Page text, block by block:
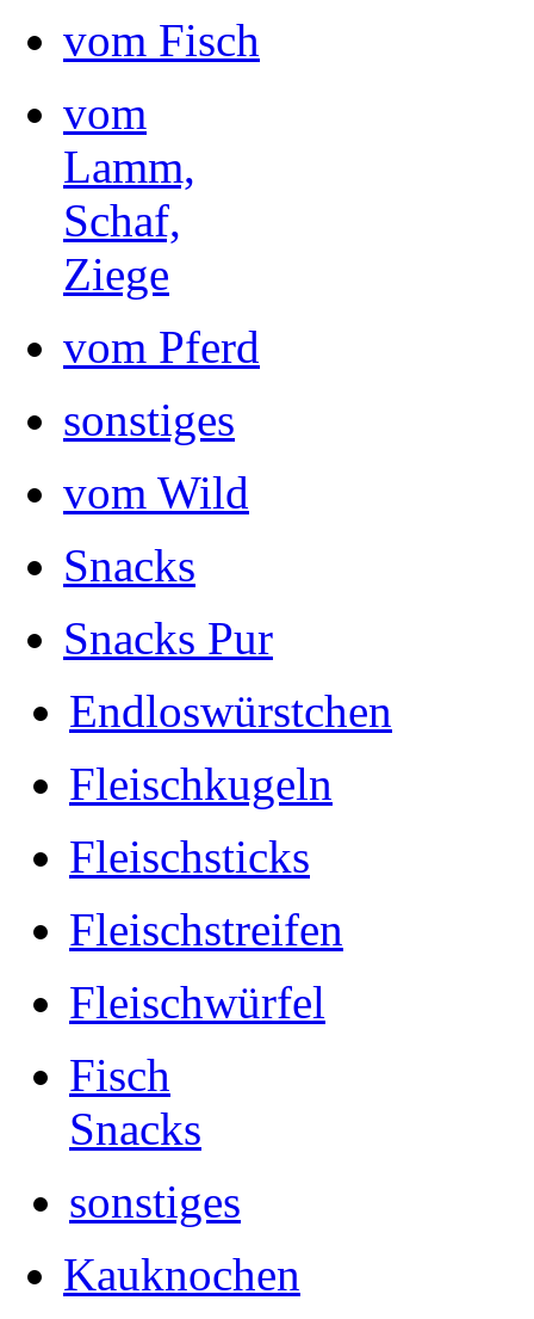
vom Fisch
vom
Lamm,
Schaf,
Ziege
vom Pferd
sonstiges
vom Wild
Snacks
Snacks Pur
Endloswürstchen
Fleischkugeln
Fleischsticks
Fleischstreifen
Fleischwürfel
Fisch
Snacks
sonstiges
Kauknochen